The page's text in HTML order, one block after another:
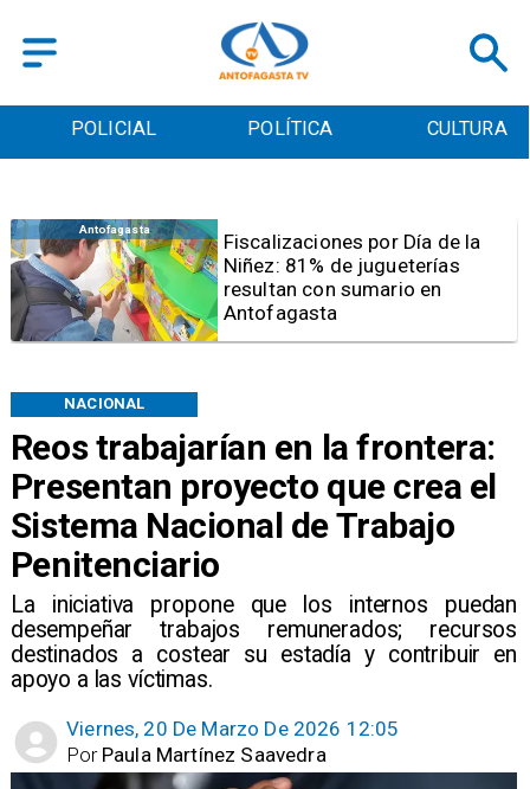
POLICIAL POLÍTICA CULTURA
Reos trabajarían en la frontera:
Presentan proyecto que crea el
Sistema Nacional de Trabajo
Penitenciario
La iniciativa propone que los internos puedan
desempeñar trabajos remunerados; recursos
destinados a costear su estadía y contribuir en
apoyo a las víctimas.
NACIONAL
Viernes, 20 De Marzo De 2026 12:05
Paula Martínez Saavedra
Por
Antofagasta
Tribunal frena opción de pena
mixta para Karen Rojo por ahora